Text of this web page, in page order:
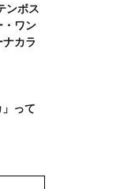
ンボス
・ワン
カラ
って